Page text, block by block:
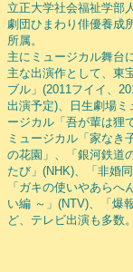
立正大学社会福祉学部
劇団ひまわり俳優養成
所属。
主にミュージカル舞台
主な出演作として、東
ブル」(2011フイイ、
出演予定)、日生劇場ミ
ージカル「吾が輩は狸
ミュージカル「家なき
の花園」、「銀河鉄道
たび」(NHK)、「非婚
「ガキの使いやあらへ
い編 ～」(NTV)、「爆
ど、テレビ出演も多数。